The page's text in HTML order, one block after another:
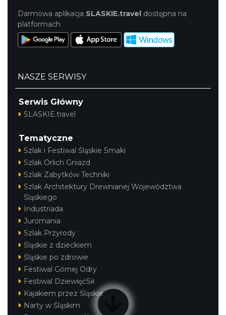
Darmowa aplikacja SLASKIE.travel dostępna na
platformach
NASZE SERWISY
Serwis Główny
SLASKIE.travel
Tematyczne
Szlak i Festiwal Śląskie Smaki
Szlak Orlich Gniazd
Szlak Zabytków Techniki
Szlak Architektury Drewnianej Województwa
Śląskiego
Industriada
Juromania
Szlak Przyrody
Śląskie z dzieckiem
Śląskie po zdrowie
Festiwal Górnej Odry
Festiwal DziewięćSił
Kajakiem przez Śląskie
Narty w Śląskim